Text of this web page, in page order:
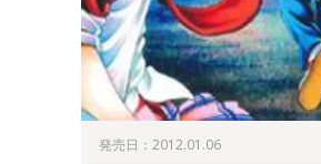
発売日：2012.01.06